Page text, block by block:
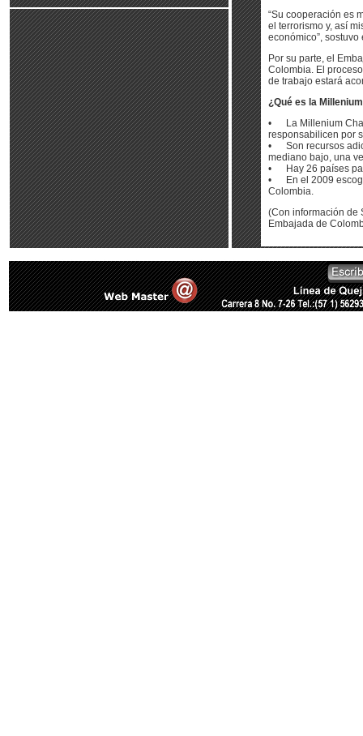
“Su cooperación es
el terrorismo y, así
económico”, sostuvo
Por su parte, el
Colombia. El
de trabajo estará
¿Qué es la
• La Millenium
responsabilicen por
• Son recursos
mediano bajo, una
• Hay 26 países
• En el 2009
Colombia.
(Con información de
Embajada de